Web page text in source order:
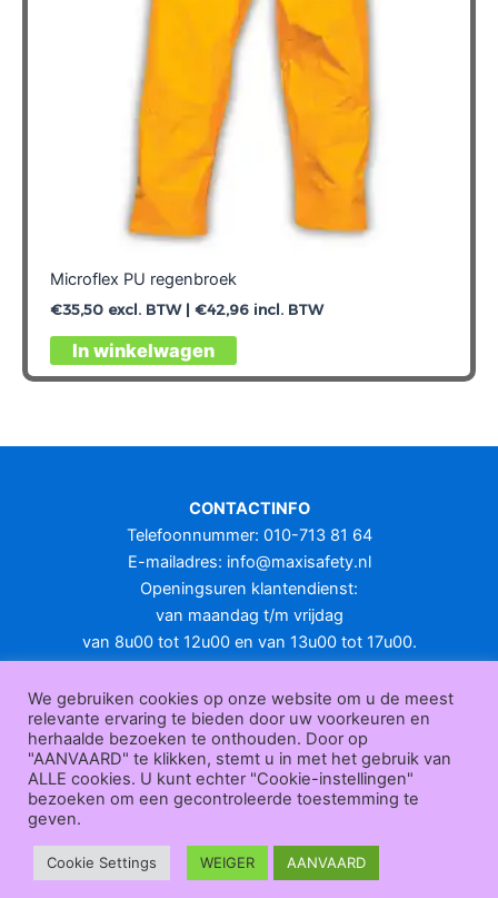
Microflex PU regenbroek
€35,50excl. BTW | €42,96incl. BTW
In winkelwagen
Dit
product
variaties.
optie
gekozen
worden
op
productpagina
CONTACTINFO
Telefoonnummer: 010-713 81 64
E-mailadres: info@maxisafety.nl
Openingsuren klantendienst:
van maandag t/m vrijdag
van 8u00 tot 12u00 en van 13u00 tot 17u00.
KLANTENSERVICE
Over
ons|Bedrijfsgegevens| F.A.Q.|Bestelprocedure | Betaling
ending | Retourneren|Herroepingsrecht|Herroepingsfunctie
ederverkoop|Bedrukken|Contact
Algemene voorwaarden
Maxisafety.nl © 2026
We gebruiken cookies op onze website om u de meest
relevante ervaring te bieden door uw voorkeuren en
herhaalde bezoeken te onthouden. Door op
"AANVAARD" te klikken, stemt u in met het gebruik van
ALLE cookies. U kunt echter "Cookie-instellingen"
bezoeken om een gecontroleerde toestemming te
geven.
Cookie Settings WEIGER AANVAARD